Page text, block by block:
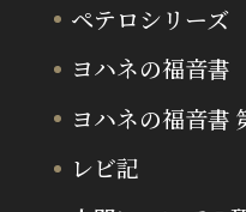
ペテロシリーズ
ヨハネの福音書
ヨハネの福音書
レビ記